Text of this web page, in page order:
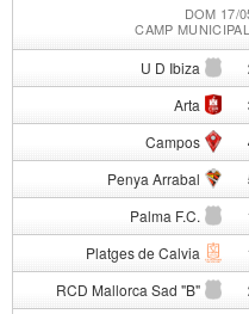
DOM 17/
CAMP
U D Ibiza
Arta
Campos
Penya Arrabal
Palma F.C.
Platges de Calvia
RCD Mallorca Sad "B"